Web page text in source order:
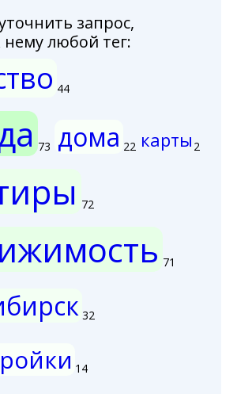
запрос,
нему любой тег:
44
73 дома 22 карты 2
72
71
32
14